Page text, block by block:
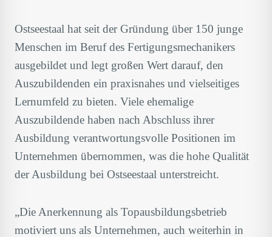
Ostseestaal hat seit der Gründung über 150 junge
Menschen im Beruf des Fertigungsmechanikers
ausgebildet und legt großen Wert darauf, den
Auszubildenden ein praxisnahes und vielseitiges
Lernumfeld zu bieten. Viele ehemalige
Auszubildende haben nach Abschluss ihrer
Ausbildung verantwortungsvolle Positionen im
Unternehmen übernommen, was die hohe Qualität
der Ausbildung bei Ostseestaal unterstreicht.
„Die Anerkennung als Topausbildungsbetrieb
motiviert uns als Unternehmen, auch weiterhin in